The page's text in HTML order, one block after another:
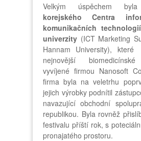
Velkým úspěchem byla
korejského Centra
komunikačních
univerzity (ICT Marketing
Hannam University), které
nejnovější
vyvíjené firmou Nanosoft
firma byla na veletrhu
jejich výrobky podnítil
navazující obchodní
republikou. Byla rovněž
festivalu příští rok, s
pronajatého prostoru.